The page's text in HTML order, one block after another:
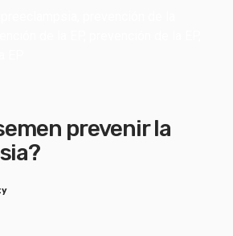
prevenir la